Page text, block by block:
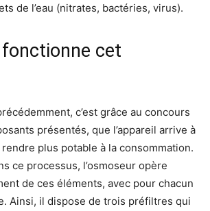
de l’eau (nitrates, bactéries, virus).
cet
c’est grâce au concours
présentés, que l’appareil arrive à
rendre plus potable à la consommation.
ce processus, l’osmoseur opère
de ces éléments, avec pour chacun
Ainsi, il dispose de trois préfiltres qui